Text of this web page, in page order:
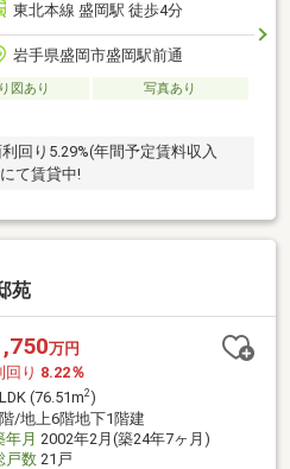
東北本線 盛岡駅 徒歩4分
岩手県盛岡市盛岡駅前通
図あり
写真あり
回り5.29%(年間予定賃料収入
て賃貸中!
苑
万円
回り 8.22％
(76.51m2)
/地上6階地下1階建
年月 2002年2月(築24年7ヶ月)
戸数21戸